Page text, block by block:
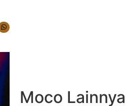
Moco Lainnya